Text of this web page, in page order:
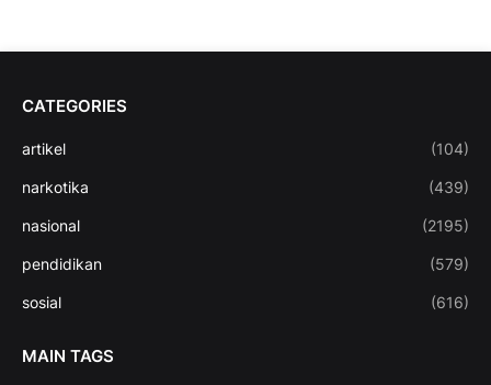
CATEGORIES
artikel (104)
narkotika (439)
nasional (2195)
pendidikan (579)
sosial (616)
MAIN TAGS